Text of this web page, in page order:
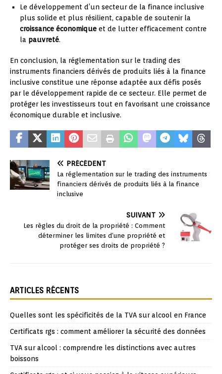
Le développement d’un secteur de la finance inclusive
plus solide et plus résilient, capable de soutenir la
croissance économique et de lutter efficacement contre
la pauvreté.
En conclusion, la réglementation sur le trading des
instruments financiers dérivés de produits liés à la finance
inclusive constitue une réponse adaptée aux défis posés
par le développement rapide de ce secteur. Elle permet de
protéger les investisseurs tout en favorisant une croissance
économique durable et inclusive.
PRÉCÉDENT
La réglementation sur le trading des instruments
financiers dérivés de produits liés à la finance
inclusive
SUIVANT
Les règles du droit de la propriété : Comment
déterminer les limites d’une propriété et
protéger ses droits de propriété ?
ARTICLES RÉCENTS
Quelles sont les spécificités de la TVA sur alcool en France
Certificats rgs : comment améliorer la sécurité des données
TVA sur alcool : comprendre les distinctions avec autres
boissons